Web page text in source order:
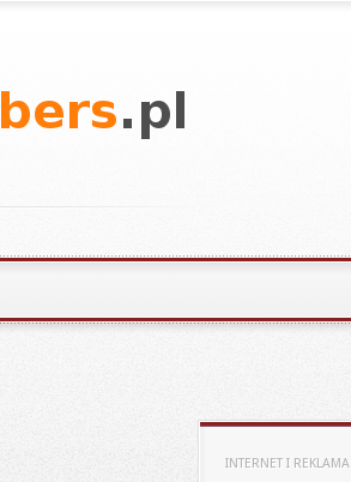
INTERNET I REKLAMA